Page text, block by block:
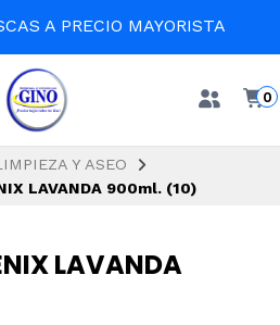
MAYORISTA
0
Y ASEO
LAVANDA 900ml. (10)
LAVANDA